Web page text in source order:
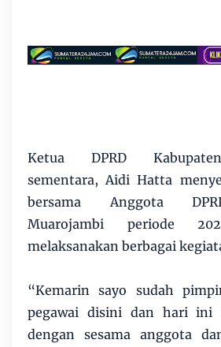
Ketua DPRD
sementara, Aidi Hatta
bersama Anggota
Muarojambi periode
melaksanakan berbagai
“Kemarin sayo sudah
pegawai disini dan hari ini
dengan sesama anggota